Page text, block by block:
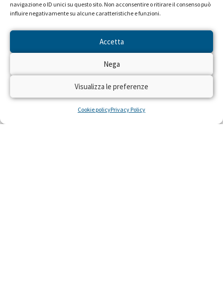
navigazione o ID unici su questo sito. Non acconsentire o ritirare il consenso può
influire negativamente su alcune caratteristiche e funzioni.
Accetta
Nega
Visualizza le preferenze
Cookie policyPrivacy Policy
NEWS DAL PROGETTO
Sembra che non ci siano risultati per la ricerca che hai
eseguito.